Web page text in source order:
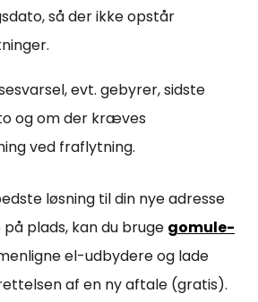
så der ikke opstår
evt. gebyrer, sidste
og om der kræves
ved fraflytning.
løsning til din nye adresse
plads, kan du bruge gomule-
el-udbydere og lade
af en ny aftale (gratis).